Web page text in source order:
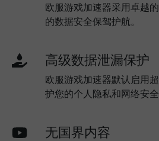
欧服游戏加速器采用卓越
的数据安全保驾护航。
高级数据泄漏保护
欧服游戏加速器默认启用
护您的个人隐私和网络安全
无国界内容